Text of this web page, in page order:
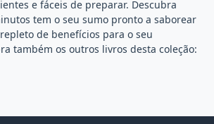
e fáceis de preparar. Descubra
tem o seu sumo pronto a saborear
de benefícios para o seu
também os outros livros desta coleção: